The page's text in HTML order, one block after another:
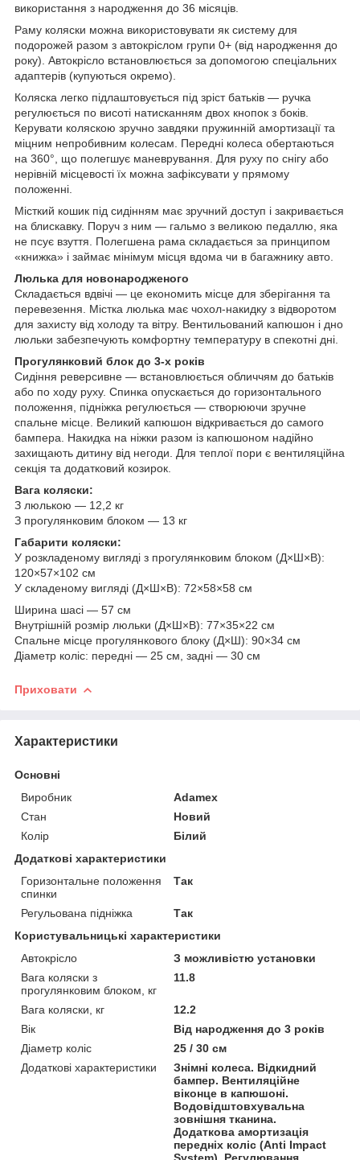
використання з народження до 36 місяців.
Раму коляски можна використовувати як систему для
подорожей разом з автокріслом групи 0+ (від народження до
року). Автокрісло встановлюється за допомогою спеціальних
адаптерів (купуються окремо).
Коляска легко підлаштовується під зріст батьків — ручка
регулюється по висоті натисканням двох кнопок з боків.
Керувати коляскою зручно завдяки пружинній амортизації та
міцним непробивним колесам. Передні колеса обертаються
на 360°, що полегшує маневрування. Для руху по снігу або
нерівній місцевості їх можна зафіксувати у прямому
положенні.
Місткий кошик під сидінням має зручний доступ і закривається
на блискавку. Поруч з ним — гальмо з великою педаллю, яка
не псує взуття. Полегшена рама складається за принципом
«книжка» і займає мінімум місця вдома чи в багажнику авто.
Люлька для новонародженого
Складається вдвічі — це економить місце для зберігання та
перевезення. Містка люлька має чохол-накидку з відворотом
для захисту від холоду та вітру. Вентильований капюшон і дно
люльки забезпечують комфортну температуру в спекотні дні.
Прогулянковий блок до 3-х років
Сидіння реверсивне — встановлюється обличчям до батьків
або по ходу руху. Спинка опускається до горизонтального
положення, підніжка регулюється — створюючи зручне
спальне місце. Великий капюшон відкривається до самого
бампера. Накидка на ніжки разом із капюшоном надійно
захищають дитину від негоди. Для теплої пори є вентиляційна
секція та додатковий козирок.
Вага коляски:
З люлькою — 12,2 кг
З прогулянковим блоком — 13 кг
Габарити коляски:
У розкладеному вигляді з прогулянковим блоком (Д×Ш×В):
120×57×102 см
У складеному вигляді (Д×Ш×В): 72×58×58 см
Ширина шасі — 57 см
Внутрішній розмір люльки (Д×Ш×В): 77×35×22 см
Спальне місце прогулянкового блоку (Д×Ш): 90×34 см
Діаметр коліс: передні — 25 см, задні — 30 см
Приховати
Характеристики
Основні
Виробник
Adamex
Стан
Новий
Колір
Білий
Додаткові характеристики
Горизонтальне положення
спинки
Так
Регульована підніжка
Так
Користувальницькі характеристики
Автокрісло
З можливістю установки
Вага коляски з
прогулянковим блоком, кг
11.8
Вага коляски, кг
12.2
Вік
Від народження до 3 років
Діаметр коліс
25 / 30 см
Додаткові характеристики
Знімні колеса. Відкидний
бампер. Вентиляційне
віконце в капюшоні.
Водовідштовхувальна
зовнішня тканина.
Додаткова амортизація
передніх коліс (Anti Impact
System). Регулювання